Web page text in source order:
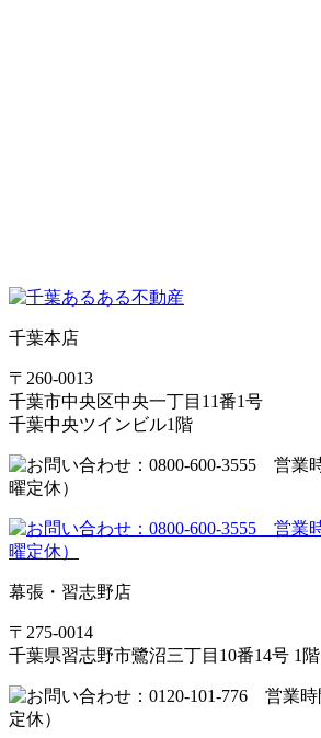
千葉本店
〒260-0013
千葉市中央区中央一丁目11番1号
千葉中央ツインビル1階
幕張・習志野店
〒275-0014
千葉県習志野市鷺沼三丁目10番14号 1階